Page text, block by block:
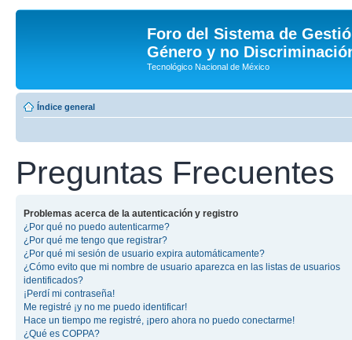
Foro del Sistema de
Género y no
Tecnológico Nacional de México
Índice general
Preguntas Frecuentes
Problemas acerca de la autenticación y registro
¿Por qué no puedo autenticarme?
¿Por qué me tengo que registrar?
¿Por qué mi sesión de usuario expira automáticamente?
¿Cómo evito que mi nombre de usuario aparezca en las listas de usuarios
identificados?
¡Perdí mi contraseña!
Me registré ¡y no me puedo identificar!
Hace un tiempo me registré, ¡pero ahora no puedo conectarme!
¿Qué es COPPA?